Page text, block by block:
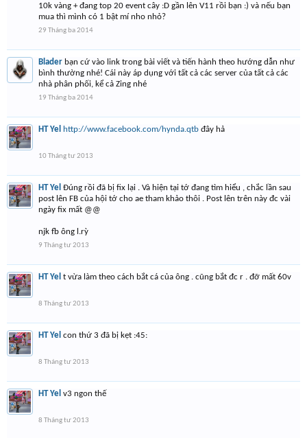
10k vàng + đang top 20 event cây :D gần lên V11 rồi bạn :) và nếu bạn
mua thì mình có 1 bật mí nho nhỏ?
29 Tháng ba 2014
Blader bạn cứ vào link trong bài viết và tiến hành theo hướng dẫn như
bình thường nhé! Cái này áp dụng với tất cả các server của tất cả các
nhà phân phối, kể cả Zing nhé
19 Tháng ba 2014
HT Yel http://www.facebook.com/hynda.qtb đây hả
10 Tháng tư 2013
HT Yel Đúng rồi đã bị fix lại . Và hiện tại tớ đang tìm hiểu , chắc lần sau
post lên FB của hội tớ cho ae tham khảo thôi . Post lên trên này đc vài
ngày fix mất @@
njk fb ông l.rỳ
9 Tháng tư 2013
HT Yel t vừa làm theo cách bắt cá của ông . cũng bắt đc r . đỡ mất 60v
8 Tháng tư 2013
HT Yel con thứ 3 đã bị kẹt :45:
8 Tháng tư 2013
HT Yel v3 ngon thế
8 Tháng tư 2013